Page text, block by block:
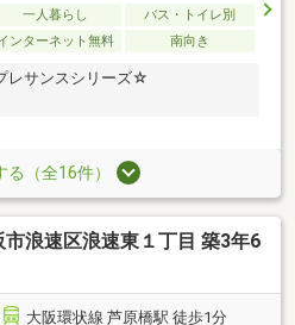
一人暮らし
バス・トイレ別
ンターネット無料 南向き
レサンスシリーズ☆
（全16件）
市浪速区浪速東１丁目 築3年6
大阪環状線 芦原橋駅 徒歩1分